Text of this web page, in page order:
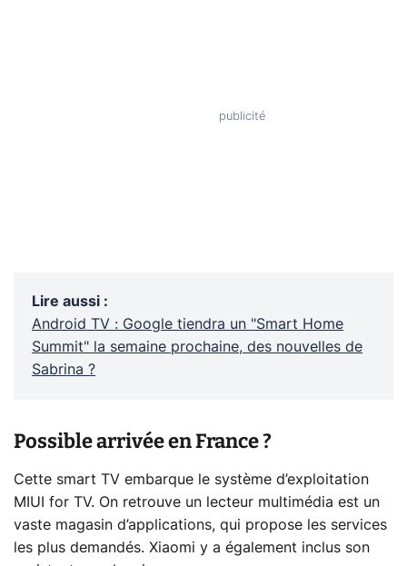
Lire aussi :
Android TV : Google tiendra un "Smart Home
Summit" la semaine prochaine, des nouvelles de
Sabrina ?
Possible arrivée en France ?
Cette smart TV embarque le système d’exploitation
MIUI for TV. On retrouve un lecteur multimédia est un
vaste magasin d’applications, qui propose les services
les plus demandés. Xiaomi y a également inclus son